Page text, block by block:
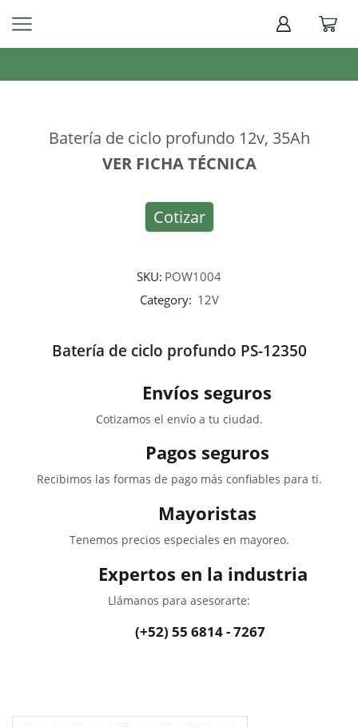
Batería de ciclo profundo 12v, 35Ah
VER FICHA TÉCNICA
Cotizar
SKU: POW1004
Category: 12V
Batería de ciclo profundo PS-12350
Envíos seguros
Cotizamos el envío a tu ciudad.
Pagos seguros
Recibimos las formas de pago más confiables para ti.
Mayoristas
Tenemos precios especiales en mayoreo.
Expertos en la industria
Llámanos para asesorarte:
(+52) 55 6814 - 7267